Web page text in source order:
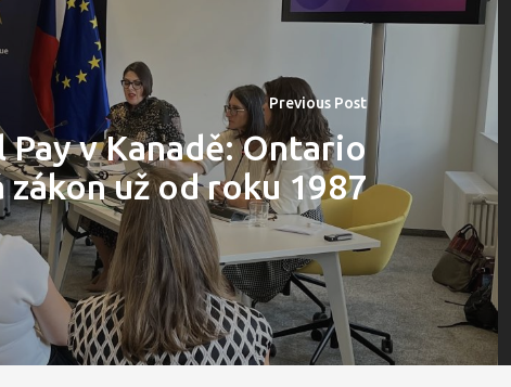
Previous Post
Pay v Kanadě: Ontario
zákon už od roku 1987